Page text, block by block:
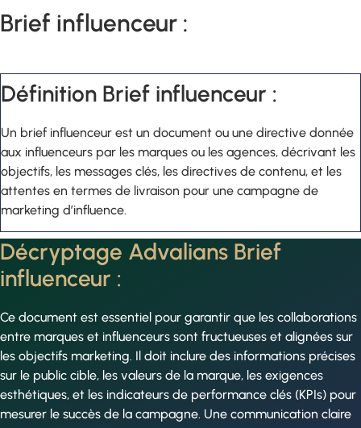
Brief influenceur :
Définition Brief influenceur :
Un brief influenceur est un document ou une directive donnée
aux influenceurs par les marques ou les agences, décrivant les
objectifs, les messages clés, les directives de contenu, et les
attentes en termes de livraison pour une campagne de
marketing d’influence.
Décryptage Advalians Brief
influenceur :
Ce document est essentiel pour garantir que les collaborations
entre marques et influenceurs sont fructueuses et alignées sur
les objectifs marketing. Il doit inclure des informations précises
sur le public cible, les valeurs de la marque, les exigences
esthétiques, et les indicateurs de performance clés (KPIs) pour
mesurer le succès de la campagne. Une communication claire